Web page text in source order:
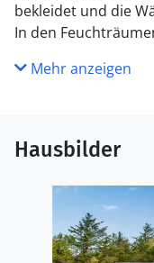
bekleidet und die
In den
große
Besonders
Whirlpool mit einer
die Energiekosten
Die Gegend um
Mehr anzeigen
Hausbilder